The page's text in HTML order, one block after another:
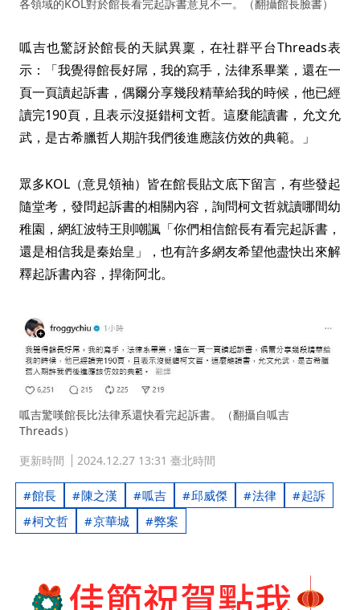
各領域的KOL對於館長看完起訴書意見不一。（翻攝館長臉書）
呱吉也驚訝於館長的天賦異稟，在社群平台Threads表
示：「我覺得館長好屌，我的寫手，法律系畢業，還在一
頁一頁讀起訴書，偶爾分享幾段精華給我的時候，他已經
讀完190頁，且表示沒挺錯柯文哲。這麼能讀書，允文允
武，是古希臘哲人期許我們後進應該仿效的典範。」
眾多KOL（意見領袖）皆在館長貼文底下留言，有些發起
隨堂考，發問起訴書的相關內容，詢問柯文哲就讀哪間幼
稚園，網紅波特王則嘲諷「你們相信館長有看完起訴書，
還是相信我是秦始皇」，也有許多網友希望他盡快出來解
釋起訴書內容，捍衛阿北。
呱吉驚嘆館長比法律系還快看完起訴書。（翻攝自呱吉
Threads）
更新時間
2024.12.27 13:31 臺北時間
館長 陳之漢 呱吉 邱威傑 法律
起訴
柯文哲
京華城 弊案